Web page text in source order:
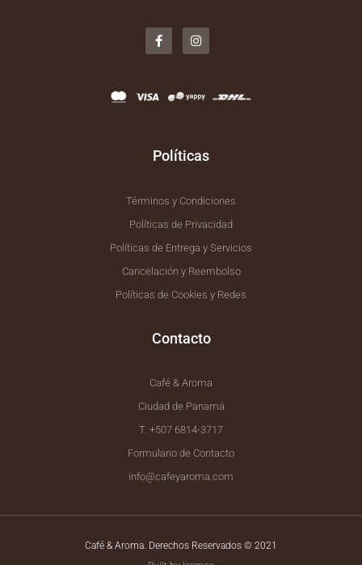
a
c
e
o
k
n
s
t
a
Políticas
Términos y Condiciones
Políticas de Privacidad
Políticas de Entrega y Servicios
Cancelación y Reembolso
Políticas de Cookies y Redes
Contacto
Café & Aroma
Ciudad de Panamá
T. +507 6814-3717
Formulario de Contacto
info@cafeyaroma.com
Café & Aroma. Derechos Reservados © 2021